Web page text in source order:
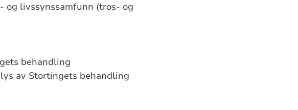
og livssynssamfunn (tros- og
behandling
av Stortingets behandling